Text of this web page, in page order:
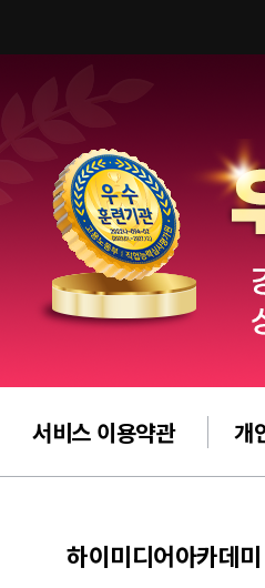
서비스 이용약관 개
하이미디어아카데미